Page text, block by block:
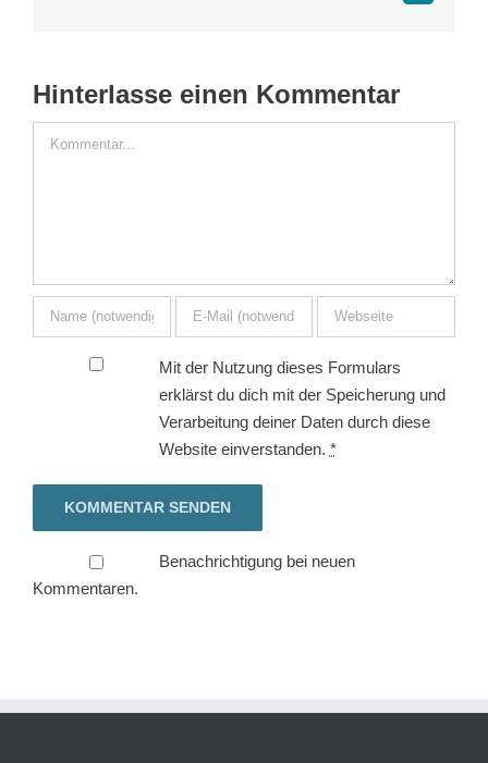
Mail
Hinterlasse einen Kommentar
Kommentar
Mit der Nutzung dieses Formulars
erklärst du dich mit der Speicherung und
Verarbeitung deiner Daten durch diese
Website einverstanden. *
Benachrichtigung bei neuen
Kommentaren.